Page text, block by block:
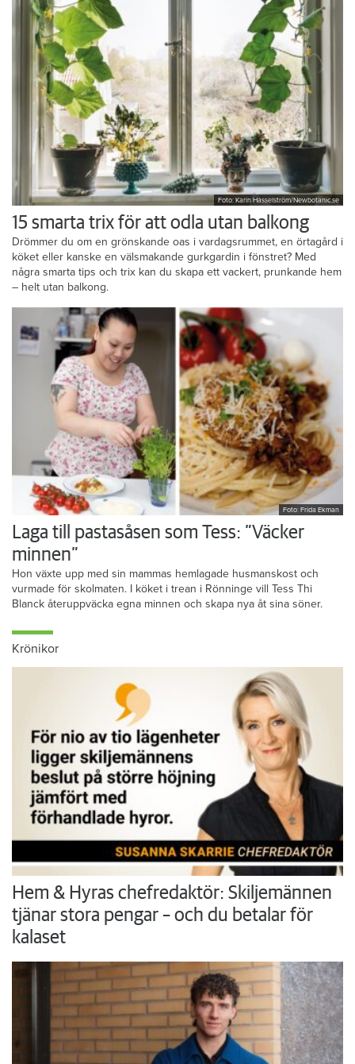
Foto: Karin Hasselström/Newbotanic.se
15 smarta trix för att odla utan balkong
Drömmer du om en grönskande oas i vardagsrummet, en örtagård i
köket eller kanske en välsmakande gurkgardin i fönstret? Med
några smarta tips och trix kan du skapa ett vackert, prunkande hem
– helt utan balkong.
Foto: Frida Ekman
Laga till pastasåsen som Tess: ”Väcker
minnen”
Hon växte upp med sin mammas hemlagade husmanskost och
vurmade för skolmaten. I köket i trean i Rönninge vill Tess Thi
Blanck återuppväcka egna minnen och skapa nya åt sina söner.
Krönikor
Hem & Hyras chefredaktör: Skiljemännen
tjänar stora pengar – och du betalar för
kalaset